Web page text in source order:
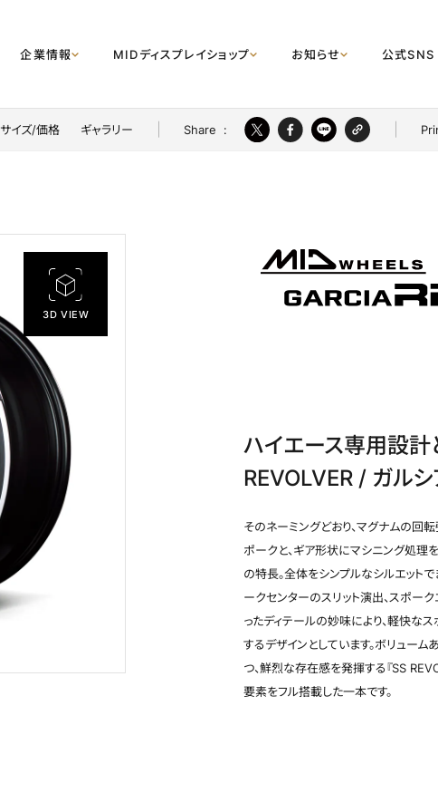
企業情報 MIDディスプレイショップ お知らせ 公式SNS
サイズ/価格 ギャラリー Share :
3D VIEW
ハイエース専用設計
REVOLVER / ガルシ
そのネーミングどおり、マグナムの回
ポークと、ギア形状にマシニング処理
の特長。全体をシンプルなシルエット
ークセンターのスリット演出、スポー
ったディテールの妙味により、軽快な
するデザインとしています。ボリュー
つ、鮮烈な存在感を発揮する『SS
要素をフル搭載した一本です。